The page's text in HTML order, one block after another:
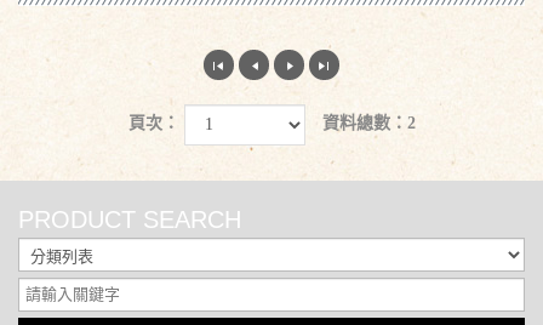
頁次： 資料總數：2
PRODUCT SEARCH